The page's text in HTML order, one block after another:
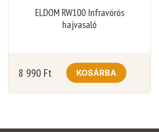
ELDOM RW100 Infravörös
hajvasaló
8 990 Ft KOSÁRBA